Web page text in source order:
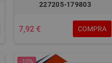
227205-179803
7,92 € COMPRA
-10%